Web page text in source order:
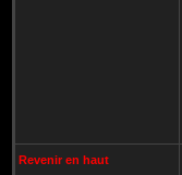
Revenir en haut